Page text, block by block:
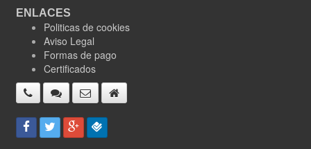
ENLACES
Politicas de cookies
Aviso Legal
Formas de pago
Certificados